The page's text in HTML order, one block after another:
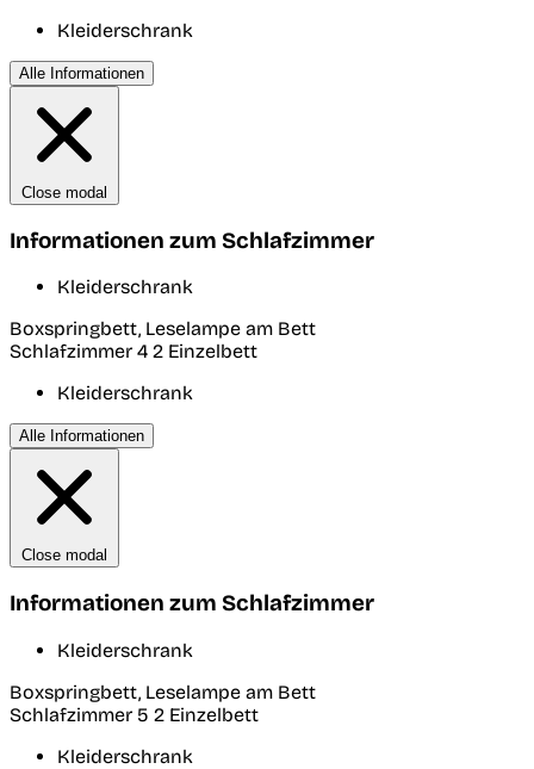
Kleiderschrank
Alle Informationen
Close modal
Informationen zum Schlafzimmer
Kleiderschrank
Boxspringbett, Leselampe am Bett
Schlafzimmer 4 2 Einzelbett
Kleiderschrank
Alle Informationen
Close modal
Informationen zum Schlafzimmer
Kleiderschrank
Boxspringbett, Leselampe am Bett
Schlafzimmer 5 2 Einzelbett
Kleiderschrank